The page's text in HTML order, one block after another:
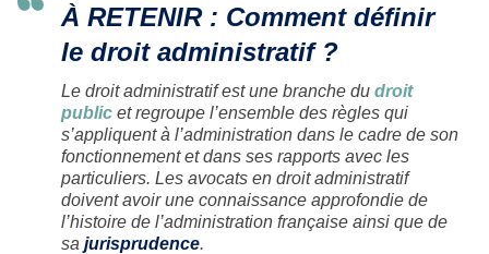
À RETENIR : Comment définir
le droit administratif ?
Le droit administratif est une branche du droit
public et regroupe l’ensemble des règles qui
s’appliquent à l’administration dans le cadre de son
fonctionnement et dans ses rapports avec les
particuliers. Les avocats en droit administratif
doivent avoir une connaissance approfondie de
l’histoire de l’administration française ainsi que de
sa jurisprudence.